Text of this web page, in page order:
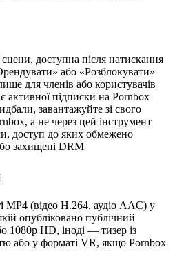
доступна після натискання
або «Розблокувати»
для членів або користувачів
активної підписки на Pornbox
завантажуйте зі свого
а не через цей інструмент
доступ до яких обмежено
захищені DRM
MP4 (відео H.264, аудіо AAC) у
опубліковано публічний
1080p HD, іноді — тизер із
або у форматі VR, якщо Pornbox